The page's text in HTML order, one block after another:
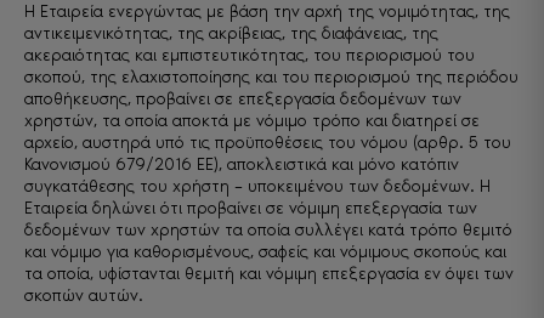
Η Εταιρεία ενεργώντας με βάση την αρχή της νομιμότητας, της
αντικειμενικότητας, της ακρίβειας, της διαφάνειας, της
ακεραιότητας και εμπιστευτικότητας, του περιορισμού του
σκοπού, της ελαχιστοποίησης και του περιορισμού της περιόδου
αποθήκευσης, προβαίνει σε επεξεργασία δεδομένων των
χρηστών, τα οποία αποκτά με νόμιμο τρόπο και διατηρεί σε
αρχείο, αυστηρά υπό τις προϋποθέσεις του νόμου (αρθρ. 5 του
Κανονισμού 679/2016 ΕΕ), αποκλειστικά και μόνο κατόπιν
συγκατάθεσης του χρήστη – υποκειμένου των δεδομένων. Η
Εταιρεία δηλώνει ότι προβαίνει σε νόμιμη επεξεργασία των
δεδομένων των χρηστών τα οποία συλλέγει κατά τρόπο θεμιτό
και νόμιμο για καθορισμένους, σαφείς και νόμιμους σκοπούς και
τα οποία, υφίστανται θεμιτή και νόμιμη επεξεργασία εν όψει των
σκοπών αυτών.